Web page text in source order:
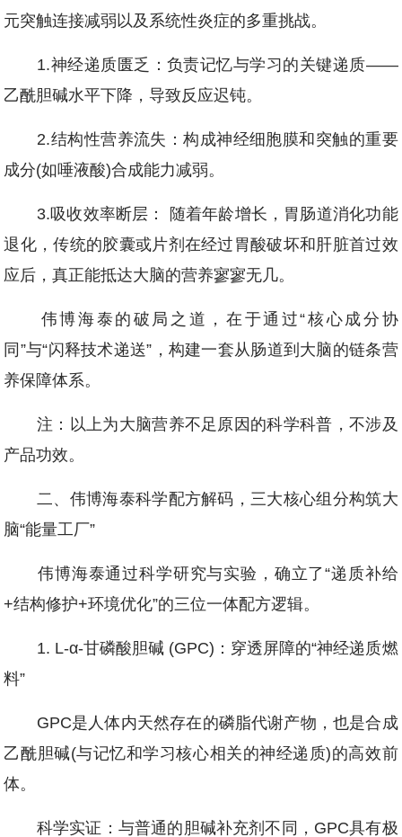
元突触连接减弱以及系统性炎症的多重挑战。
1.神经递质匮乏：负责记忆与学习的关键递质——
乙酰胆碱水平下降，导致反应迟钝。
2.结构性营养流失：构成神经细胞膜和突触的重要
成分(如唾液酸)合成能力减弱。
3.吸收效率断层： 随着年龄增长，胃肠道消化功能
退化，传统的胶囊或片剂在经过胃酸破坏和肝脏首过效
应后，真正能抵达大脑的营养寥寥无几。
伟博海泰的破局之道，在于通过“核心成分协
同”与“闪释技术递送”，构建一套从肠道到大脑的链条营
养保障体系。
注：以上为大脑营养不足原因的科学科普，不涉及
产品功效。
二、伟博海泰科学配方解码，三大核心组分构筑大
脑“能量工厂”
伟博海泰通过科学研究与实验，确立了“递质补给
+结构修护+环境优化”的三位一体配方逻辑。
1. L-α-甘磷酸胆碱 (GPC)：穿透屏障的“神经递质燃
料”
GPC是人体内天然存在的磷脂代谢产物，也是合成
乙酰胆碱(与记忆和学习核心相关的神经递质)的高效前
体。
科学实证：与普通的胆碱补充剂不同，GPC具有极